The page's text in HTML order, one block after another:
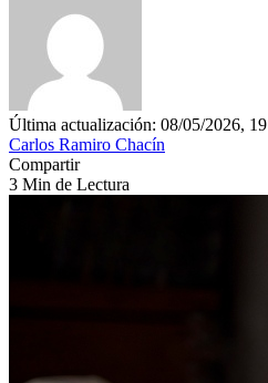
Última actualización: 08/05/2026, 19
Carlos Ramiro Chacín
Compartir
3 Min de Lectura